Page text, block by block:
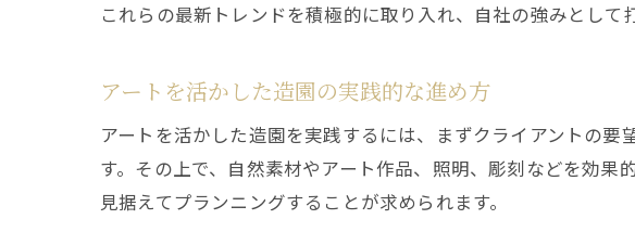
これらの最新トレンドを積極的に取り入れ、自社の強みとして
アートを活かした造園の実践的な進め方
アートを活かした造園を実践するには、まずクライアントの
す。その上で、自然素材やアート作品、照明、彫刻などを効
見据えてプランニングすることが求められます。